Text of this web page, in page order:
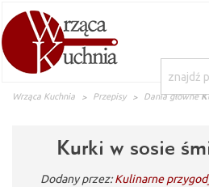
Wrząca Kuchnia Przepisy Dania główne
Kurki w sosie
Dodany przez:Kulinarne